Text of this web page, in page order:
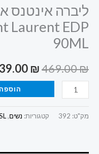
Laurent EDP
90ML
469.00₪
₪
מק"ט: 392 קטגוריות: נשים,